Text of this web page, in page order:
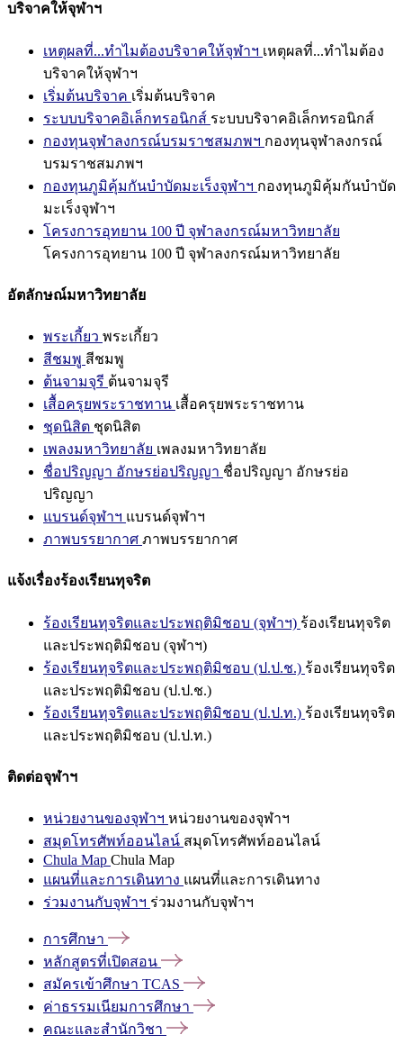
บริจาคให้จุฬาฯ
เหตุผลที่...ทำไมต้องบริจาคให้จุฬาฯ เหตุผลที่...ทำไมต้อง
บริจาคให้จุฬาฯ
เริ่มต้นบริจาค เริ่มต้นบริจาค
ระบบบริจาคอิเล็กทรอนิกส์ ระบบบริจาคอิเล็กทรอนิกส์
กองทุนจุฬาลงกรณ์บรมราชสมภพฯ กองทุนจุฬาลงกรณ์
บรมราชสมภพฯ
กองทุนภูมิคุ้มกันบำบัดมะเร็งจุฬาฯ กองทุนภูมิคุ้มกันบำบัด
มะเร็งจุฬาฯ
โครงการอุทยาน 100 ปี จุฬาลงกรณ์มหาวิทยาลัย
โครงการอุทยาน 100 ปี จุฬาลงกรณ์มหาวิทยาลัย
อัตลักษณ์มหาวิทยาลัย
พระเกี้ยว พระเกี้ยว
สีชมพู สีชมพู
ต้นจามจุรี ต้นจามจุรี
เสื้อครุยพระราชทาน เสื้อครุยพระราชทาน
ชุดนิสิต ชุดนิสิต
เพลงมหาวิทยาลัย เพลงมหาวิทยาลัย
ชื่อปริญญา อักษรย่อปริญญา ชื่อปริญญา อักษรย่อ
ปริญญา
แบรนด์จุฬาฯ แบรนด์จุฬาฯ
ภาพบรรยากาศ ภาพบรรยากาศ
แจ้งเรื่องร้องเรียนทุจริต
ร้องเรียนทุจริตและประพฤติมิชอบ (จุฬาฯ) ร้องเรียนทุจริต
และประพฤติมิชอบ (จุฬาฯ)
ร้องเรียนทุจริตและประพฤติมิชอบ (ป.ป.ช.) ร้องเรียนทุจริต
และประพฤติมิชอบ (ป.ป.ช.)
ร้องเรียนทุจริตและประพฤติมิชอบ (ป.ป.ท.) ร้องเรียนทุจริต
และประพฤติมิชอบ (ป.ป.ท.)
ติดต่อจุฬาฯ
หน่วยงานของจุฬาฯ หน่วยงานของจุฬาฯ
สมุดโทรศัพท์ออนไลน์ สมุดโทรศัพท์ออนไลน์
Chula Map Chula Map
แผนที่และการเดินทาง แผนที่และการเดินทาง
ร่วมงานกับจุฬาฯ ร่วมงานกับจุฬาฯ
การศึกษา
หลักสูตรที่เปิดสอน
สมัครเข้าศึกษา TCAS
ค่าธรรมเนียมการศึกษา
คณะและสำนักวิชา